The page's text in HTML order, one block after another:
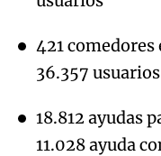
421 comedores
36.357 usuarios
18.812 ayudas
11.028 ayuda